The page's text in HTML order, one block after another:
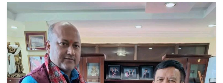
श्रीमती बलात्कार मुद्दामा श्रीमान्लाई छ महिना
कैद, एक लाख रुपैयाँ क्षतिपूर्ति